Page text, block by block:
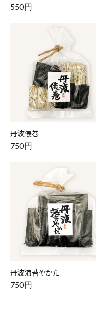
550円
丹波俵巻
750円
丹波海苔やかた
750円